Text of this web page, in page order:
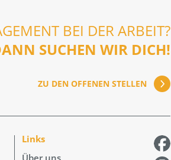
BEI DER ARBEIT?
SUCHEN WIR DICH!
ZU DEN OFFENEN STELLEN
Links